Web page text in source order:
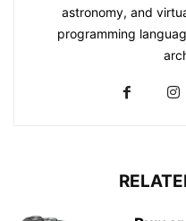
astronomy, and
programming